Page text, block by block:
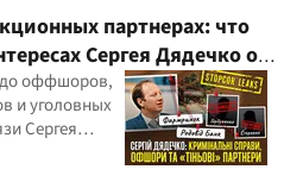
партнерах: что
Сергея Дядечко от
"ФАРМАСЕЛ"
до оффшоров,
и уголовных
Сергея
через